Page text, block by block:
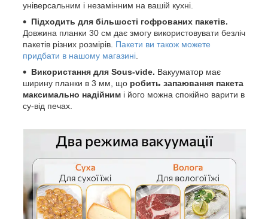
універсальним і незамінним на вашій кухні.
Підходить для більшості гофрованих пакетів.
Довжина планки 30 см дає змогу використовувати безліч
пакетів різних розмірів. Пакети ви також можете
придбати в нашому магазині
Використання для Sous-vide. Вакууматор має
ширину планки в 3 мм, що робить запаювання пакета
максимально надійним і його можна спокійно варити в
су-від печах.